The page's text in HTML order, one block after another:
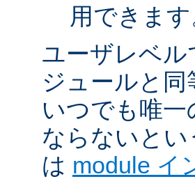
用できます
ユーザレベル
ジュールと
いつでも唯
ならないとい
は module イ